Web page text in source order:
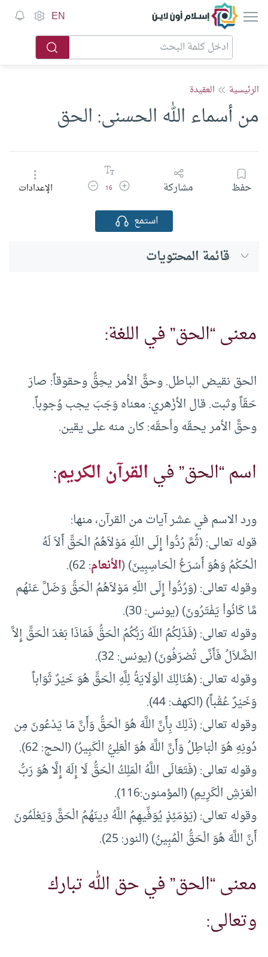
إسلام أون لاين EN
الرئيسية العقيدة
من أسماء الله الحسنى: الحق
حفظ مشاركة زيادة حجم الخط
16 تقليل حجم الخطالإعدادات
استمع
قائمة المحتويات
معنى “الحق” في اللغة:
الحق نقيض الباطل. وحقَّ الأمر يحِقُّ وحقوقاً: صارَ
حَقّاً وثبت. قال الأزْهري: معناه وَجَبَ يجب وُجوباً.
وحقَّ الأمر يحقّه وأحقّه: كان منه على يقين.
اسم “الحق” فيالقرآن الكريم:
ورد الاسم في عشر آيات من القرآن، منها:
قوله تعالى: (ثُمَّ رُدُّواْ إِلَى اللّهِ مَوْلاَهُمُ الْحَقِّ أَلاَ لَهُ
الْحُكْمُ وَهُوَ أَسْرَعُ الْحَاسِبِينَ) (الأنعام: 62).
وقوله تعالى: (وَرُدُّواْ إِلَى اللّهِ مَوْلاَهُمُ الْحَقِّ وَضَلَّ عَنْهُم
مَّا كَانُواْ يَفْتَرُونَ) (يونس: 30).
وقوله تعالى: (فَذَلِكُمُ اللّهُ رَبُّكُمُ الْحَقُّ فَمَاذَا بَعْدَ الْحَقِّ إِلاَّ
الضَّلاَلُ فَأَنَّى تُصْرَفُونَ) (يونس: 32).
وقوله تعالى: (هُنَالِكَ الْوَلَايَةُ لِلَّهِ الْحَقِّ هُوَ خَيْرٌ ثَوَاباً
وَخَيْرٌ عُقْباً) (الكهف: 44).
وقوله تعالى: (ذَلِكَ بِأَنَّ اللَّهَ هُوَ الْحَقُّ وَأَنَّ مَا يَدْعُونَ مِن
دُونِهِ هُوَ الْبَاطِلُ وَأَنَّ اللَّهَ هُوَ الْعَلِيُّ الْكَبِيرُ) (الحج: 62).
وقوله تعالى: (فَتَعَالَى اللَّهُ الْمَلِكُ الْحَقُّ لَا إِلَهَ إِلَّا هُوَ رَبُّ
الْعَرْشِ الْكَرِيمِ) (المؤمنون:116).
وقوله تعالى: (يَوْمَئِذٍ يُوَفِّيهِمُ اللَّهُ دِينَهُمُ الْحَقَّ وَيَعْلَمُونَ
أَنَّ اللَّهَ هُوَ الْحَقُّ الْمُبِينُ) (النور: 25).
معنى “الحق” في حق الله تبارك
وتعالى: